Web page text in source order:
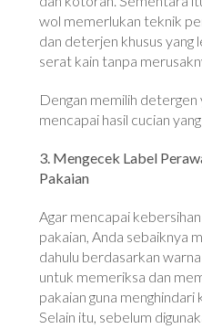
wol memerlukan teknik
dan deterjen khusus yang
serat kain tanpa
Dengan memilih detergen
mencapai hasil cucian
3. Mengecek Label
Pakaian
Agar mencapai
pakaian, Anda sebaiknya
dahulu berdasarkan
untuk memeriksa dan
pakaian guna menghindari
Selain itu, sebelum